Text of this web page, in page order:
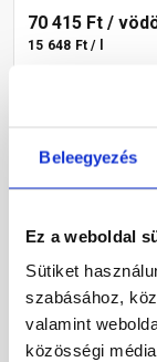
Beleegyezés
Ez a weboldal
Sütiket
szabásához,
valamint
közösségi
70 415 Ft /
15 648 Ft / l
Cemix 2802